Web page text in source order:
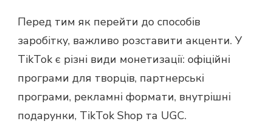
Перед тим як перейти до способів
заробітку, важливо розставити акценти. У
TikTok є різні види монетизації: офіційні
програми для творців, партнерські
програми, рекламні формати, внутрішні
подарунки, TikTok Shop та UGC.